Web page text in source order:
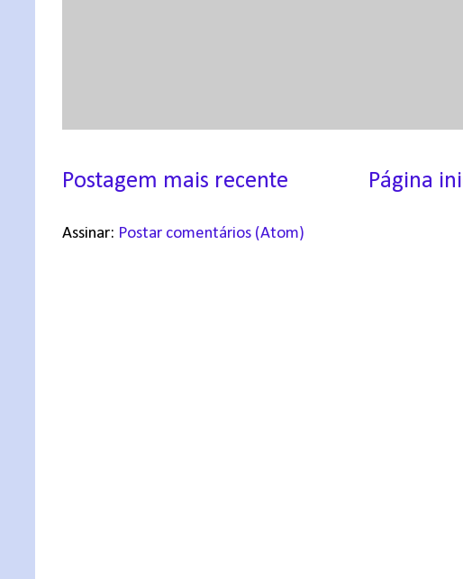
Postagem mais recente Página
Assinar: Postar comentários (Atom)